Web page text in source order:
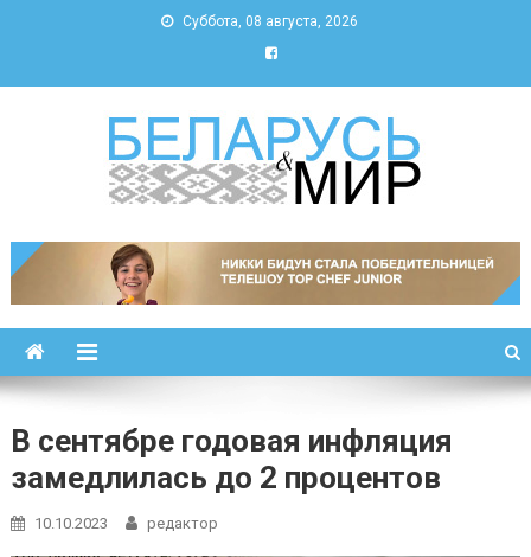
Суббота, 08 августа, 2026
Беларусь и мир
В сентябре годовая инфляция
замедлилась до 2 процентов
10.10.2023 редактор